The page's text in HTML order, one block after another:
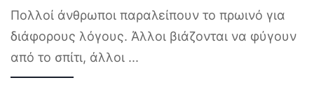
Πολλοί άνθρωποι παραλείπουν το πρωινό για
διάφορους λόγους. Άλλοι βιάζονται να φύγουν
από το σπίτι, άλλοι ...